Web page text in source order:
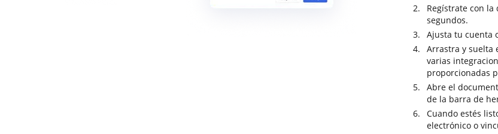
Regístrate con
segundos.
Ajusta tu cuenta
Arrastra y suelta
varias
proporcionadas
Abre el
de la barra de
Cuando estés
electrónico o